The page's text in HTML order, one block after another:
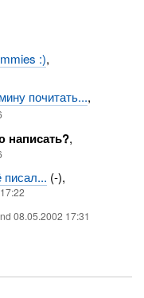
:),
почитать...,
написать?,
(-),
08.05.2002 17:31